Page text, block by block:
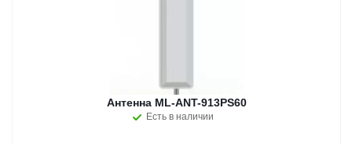
Антенна ML-ANT-913PS60
Есть в наличии